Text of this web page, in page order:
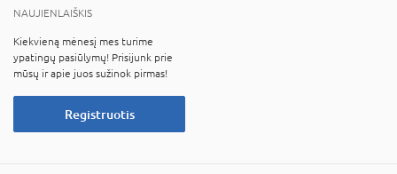
NAUJIENLAIŠKIS
Kiekvieną mėnesį mes turime
ypatingų pasiūlymų! Prisijunk prie
mūsų ir apie juos sužinok pirmas!
Registruotis